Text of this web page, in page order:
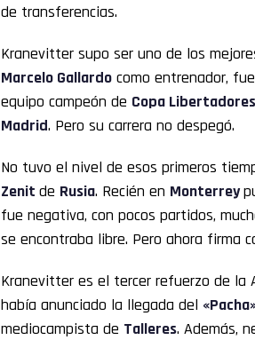
de transferencias.
Kranevitter supo ser uno de los
Marcelo Gallardo como entrenador,
equipo campeón de Copa
Madrid. Pero su carrera no despegó.
No tuvo el nivel de esos primeros
Zenit de Rusia. Recién en Monterrey
fue negativa, con pocos partidos,
se encontraba libre. Pero ahora firma
Kranevitter es el tercer refuerzo de la
había anunciado la llegada del
mediocampista de Talleres. Además,